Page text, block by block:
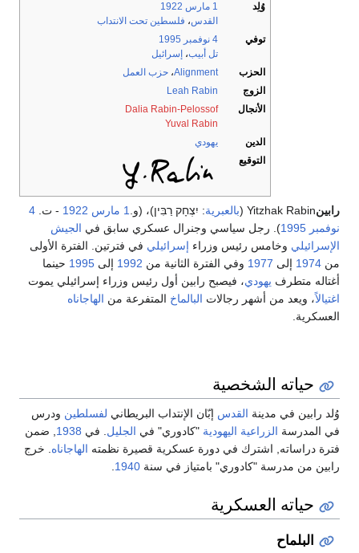
وُلِد
1 مارس
1922
القدس، فلسطين تحت الانتداب
توفي
4 نوفمبر
1995
تل أبيب، إسرائيل
الحزب
Alignment، حزب العمل
الزوج
Leah Rabin
الأنجال
Dalia Rabin-Pelossof
Yuval Rabin
الدين
يهودي
التوقيع
رابينYitzhak Rabin ( بالعبرية: יִצְחָק רַבִּין)، (و.1 مارس 1922 - ت. 4
نوفمبر 1995). رجل سياسي وجنرال عسكري سابق في الجيش
الإسرائيلي وخامس رئيس وزراء إسرائيلي في فترتين. الفترة الأولى
من 1974 إلى 1977 وفي الفترة الثانية من 1992 إلى 1995 حينما
أغتاله متطرف يهودي، فيصبح رابين أول رئيس وزراء إسرائيلي يموت
اغتيالاً، ويعد من أشهر رجالات البالماخ المتفرعة من الهاجاناه
العسكرية.
حياته الشخصية
وُلد رابين في مدينة القدس إبّان الإنتداب البريطاني لفسلطين ودرس
في المدرسة الزراعية اليهودية "كادوري" في الجليل . في 1938 , ضمن
فترة دراساته, اشترك في دورة عسكرية قصيرة نظمته الهاجاناه . خرج
رابين من مدرسة "كادوري" بامتياز في سنة 1940
حياته العسكرية
البلماح